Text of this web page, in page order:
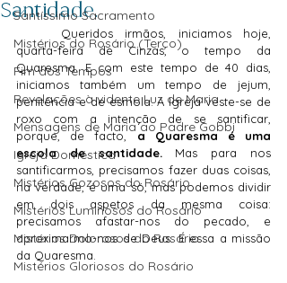
Santíssimo Sacramento
Mistérios do Rosário (Terço)
Fim dos Tempos
Revelações à vidente Luz de Maria
Mensagens de Maria ao Padre Gobbi
Igreja Doméstica
Mistérios Gozosos do Rosário
Mistérios Luminosos do Rosário
Mistérios Dolorosos do Rosário
Mistérios Gloriosos do Rosário
Santidade.
quarta-feira de Cinzas, o tempo da
Quaresma. E com este tempo de 40 dias,
iniciamos também um tempo de jejum,
penitência e de esmola. A Igreja veste-se de
roxo com a intenção de se santificar,
porque, de facto, a Quaresma é uma
escola de santidade. Mas para nos
santificarmos, precisamos fazer duas coisas,
na verdade, é uma só, mas podemos dividir
em dois aspetos da mesma coisa:
precisamos afastar-nos do pecado, e
aproximarmo-nos de Deus. É essa a missão
da Quaresma.